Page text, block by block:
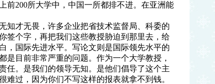
前200所大学中，中国一所都排不进。在亚洲能
知才无畏，许多企业把省技术监督局、科委的
签个字，再把我们这些教授胁迫到那里去，给
，国际先进水平。写论文则是国际领先水平的
是目前非常严重的问题。作为一个大学教授，
任。是我们的领导无知。是他们倡导了这个主
难过，因为你们不写这样的报表就拿不到钱。